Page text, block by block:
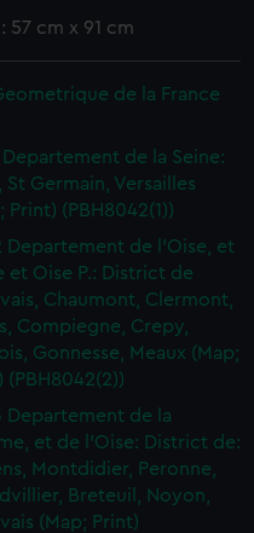
57 cm x 91 cm
de la France
Departement de la Seine:
St Germain, Versailles
Print) (PBH8042(1))
Departement de l'Oise, et
et Oise P.: District de
Chaumont, Clermont,
Compiegne, Crepy,
Gonnesse, Meaux (Map;
(PBH8042(2))
Departement de la
et de l'Oise: District de:
Montdidier, Peronne,
Breteuil, Noyon,
(Map; Print)